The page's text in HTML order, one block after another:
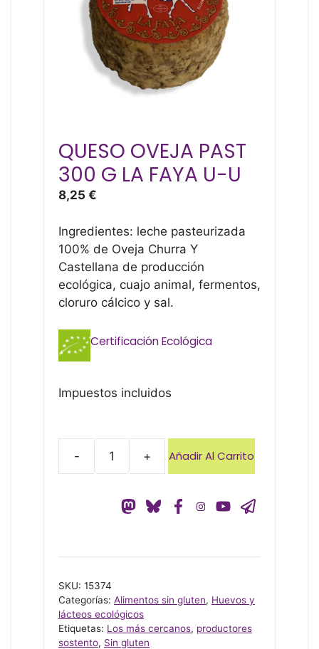
QUESO OVEJA PAST
300 G LA FAYA U-U
8,25 €
Ingredientes: leche pasteurizada
100% de Oveja Churra Y
Castellana de producción
ecológica, cuajo animal, fermentos,
cloruro cálcico y sal.
Certificación Ecológica
Impuestos incluidos
-
QUESO
PAST
300
U
cantidad
+ Añadir Al Carrito
SKU: 15374
Categorías: Alimentos sin gluten, Huevos y
lácteos ecológicos
Etiquetas: Los más cercanos, productores
sostento, Sin gluten